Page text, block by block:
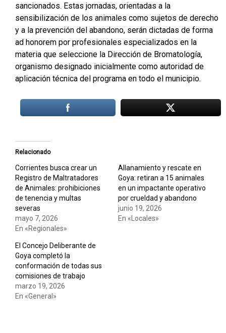
sancionados. Estas jornadas, orientadas a la
sensibilización de los animales como sujetos de derecho
y a la prevención del abandono, serán dictadas de forma
ad honorem por profesionales especializados en la
materia que seleccione la Dirección de Bromatología,
organismo designado inicialmente como autoridad de
aplicación técnica del programa en todo el municipio.
Relacionado
Corrientes busca crear un
Registro de Maltratadores
de Animales: prohibiciones
de tenencia y multas
severas
mayo 7, 2026
En «Regionales»
Allanamiento y rescate en
Goya: retiran a 15 animales
en un impactante operativo
por crueldad y abandono
junio 19, 2026
En «Locales»
El Concejo Deliberante de
Goya completó la
conformación de todas sus
comisiones de trabajo
marzo 19, 2026
En «General»